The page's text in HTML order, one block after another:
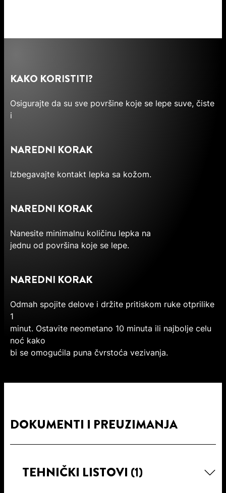
KAKO KORISTITI?
Osigurajte da su sve površine koje se lepe suve, čiste
i
NAREDNI KORAK
Izbegavajte kontakt lepka sa kožom.
NAREDNI KORAK
Nanesite minimalnu količinu lepka na
jednu od površina koje se lepe.
NAREDNI KORAK
Odmah spojite delove i držite pritiskom ruke otprilike
1
minut. Ostavite neometano 10 minuta ili najbolje celu
noć kako
bi se omogućila puna čvrstoća vezivanja.
DOKUMENTI I PREUZIMANJA
TEHNIČKI LISTOVI (1)